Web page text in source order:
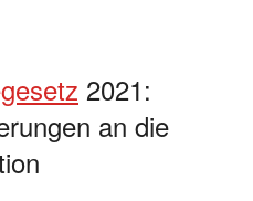
2021:
an die